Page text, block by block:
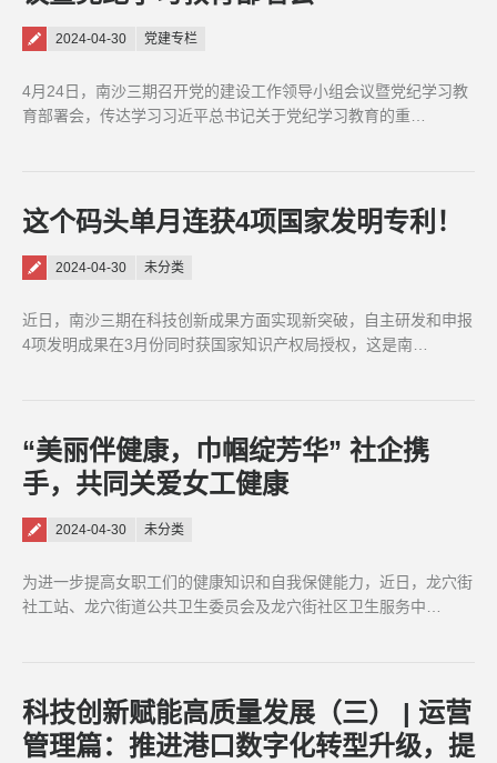
Posted on
2024-04-30 党建专栏
4月24日，南沙三期召开党的建设工作领导小组会议暨党纪学习教
育部署会，传达学习习近平总书记关于党纪学习教育的重…
这个码头单月连获4项国家发明专利！
Posted on
2024-04-30 未分类
近日，南沙三期在科技创新成果方面实现新突破，自主研发和申报
4项发明成果在3月份同时获国家知识产权局授权，这是南…
“美丽伴健康，巾帼绽芳华” 社企携
手，共同关爱女工健康
Posted on
2024-04-30 未分类
为进一步提高女职工们的健康知识和自我保健能力，近日，龙穴街
社工站、龙穴街道公共卫生委员会及龙穴街社区卫生服务中…
科技创新赋能高质量发展（三） | 运营
管理篇：推进港口数字化转型升级，提